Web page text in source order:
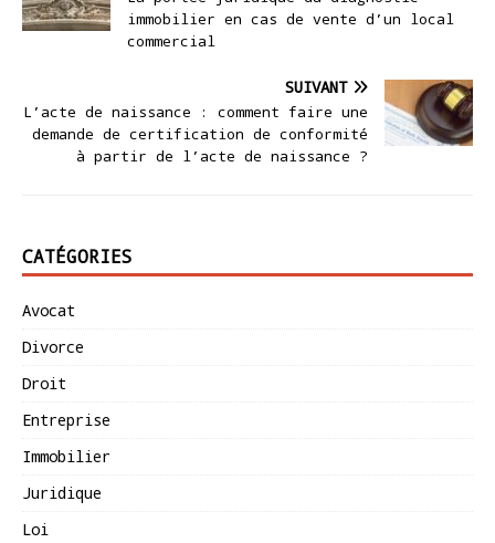
immobilier en cas de vente d’un local
commercial
SUIVANT
L’acte de naissance : comment faire une
demande de certification de conformité
à partir de l’acte de naissance ?
CATÉGORIES
Avocat
Divorce
Droit
Entreprise
Immobilier
Juridique
Loi